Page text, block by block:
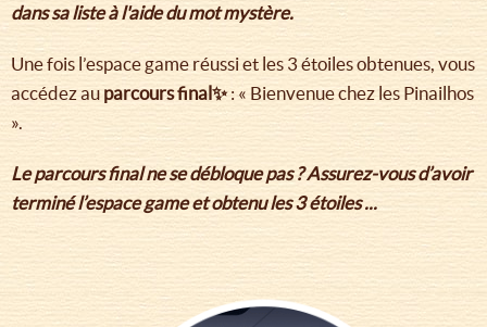
dans sa liste à l'aide du mot mystère.
Une fois l’espace game réussi et les 3 étoiles obtenues, vous
accédez auparcours final✨: « Bienvenue chez les Pinailhos
».
Le parcours final ne se débloque pas ? Assurez-vous d’avoir
terminé l’espace game et obtenu les 3 étoiles ...